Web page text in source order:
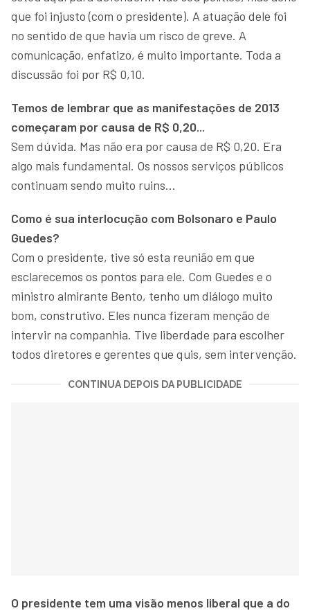
que foi injusto (com o presidente). A atuação dele foi
no sentido de que havia um risco de greve. A
comunicação, enfatizo, é muito importante. Toda a
discussão foi por R$ 0,10.
Temos de lembrar que as manifestações de 2013
começaram por causa de R$ 0,20...
Sem dúvida. Mas não era por causa de R$ 0,20. Era
algo mais fundamental. Os nossos serviços públicos
continuam sendo muito ruins…
Como é sua interlocução com Bolsonaro e Paulo
Guedes?
Com o presidente, tive só esta reunião em que
esclarecemos os pontos para ele. Com Guedes e o
ministro almirante Bento, tenho um diálogo muito
bom, construtivo. Eles nunca fizeram menção de
intervir na companhia. Tive liberdade para escolher
todos diretores e gerentes que quis, sem intervenção.
CONTINUA DEPOIS DA PUBLICIDADE
O presidente tem uma visão menos liberal que a do